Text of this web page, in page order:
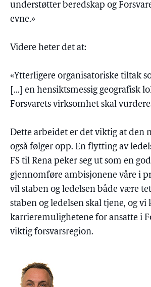
understøtter beredskap og
evne.»
Videre heter det at:
«Ytterligere organisatoriske tiltak
[…] en hensiktsmessig geografisk
Forsvarets virksomhet skal
Dette arbeidet er det viktig at den
også følger opp. En flytting av
FS til Rena peker seg ut som en
gjennomføre ambisjonene våre i
vil staben og ledelsen både være
staben og ledelsen skal tjene, og vi
karrieremulighetene for ansatte i
viktig forsvarsregion.